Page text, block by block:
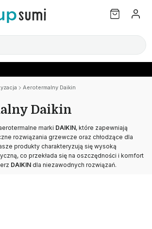
Aerotermalny Daikin
Daikin
marki DAIKIN, które zapewniają
rozwiązania grzewcze oraz chłodzące dla
produkty charakteryzują się wysoką
co przekłada się na oszczędności i komfort
DAIKIN dla niezawodnych rozwiązań.